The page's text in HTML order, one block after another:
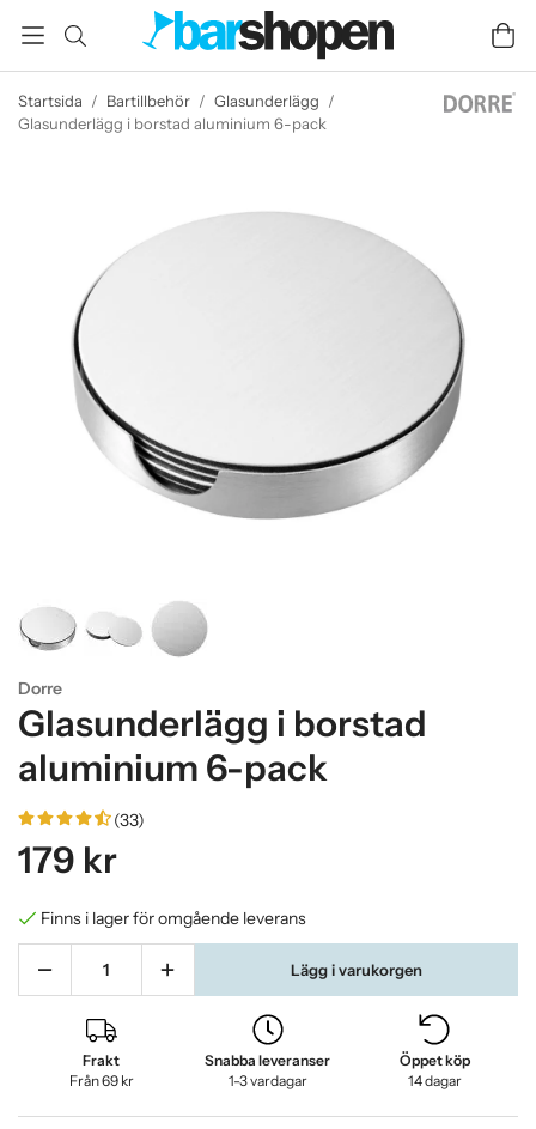
Startsida / Bartillbehör / Glasunderlägg /
Glasunderlägg i borstad aluminium 6-pack
Dorre
Glasunderlägg i borstad
aluminium 6-pack
(33)
179 kr
Finns i lager för omgående leverans
Lägg i varukorgen
Frakt
Från 69 kr
Snabba leveranser
1-3 vardagar
Öppet köp
14 dagar